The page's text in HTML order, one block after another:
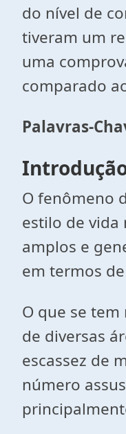
do nível de
tiveram um
uma
comparado
Palavras-
O fenômeno
estilo de
amplos e
em termos
O que se
de diversas
escassez de
número